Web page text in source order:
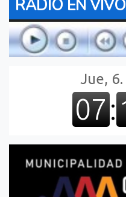
RADIO EN VIVO